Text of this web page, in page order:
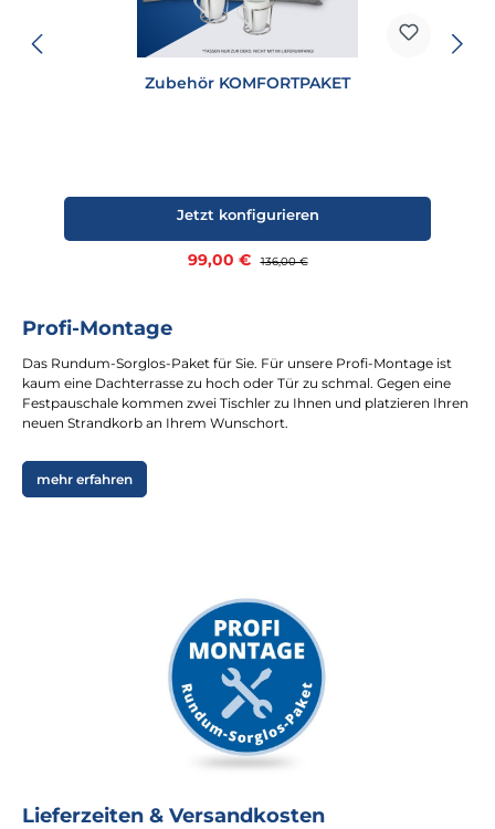
Zubehör KOMFORTPAKET
Verkaufspreis:
99,00 € Regulärer Preis:
136,00 €
Jetzt konfigurieren
Profi-Montage
Das Rundum-Sorglos-Paket für Sie. Für unsere Profi-Montage ist
kaum eine Dachterrasse zu hoch oder Tür zu schmal. Gegen eine
Festpauschale kommen zwei Tischler zu Ihnen und platzieren Ihren
neuen Strandkorb an Ihrem Wunschort.
mehr erfahren
Lieferzeiten & Versandkosten